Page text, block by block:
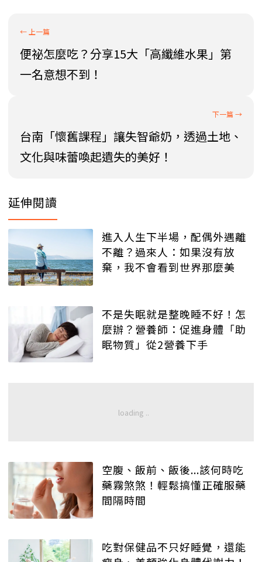
便祕怎麼吃？分享15大「高纖維水果」第
一名意想不到！
台南「懷舊課程」讓失智爺奶，透過土地、
文化與味蕾喚起遺失的美好！
延伸閱讀
進入人生下半場，配偶外遇離
不離？過來人：如果沒有放
棄，我不會看到世界那麼美
不是失眠就是整晚睡不好！怎
麼辦？營養師：促進身體「助
眠物質」從2營養下手
空腹、飯前、飯後...該何時吃
藥霧煞煞！輕鬆搞懂正確服藥
間隔時間
吃對保健品不只好睡覺，還能